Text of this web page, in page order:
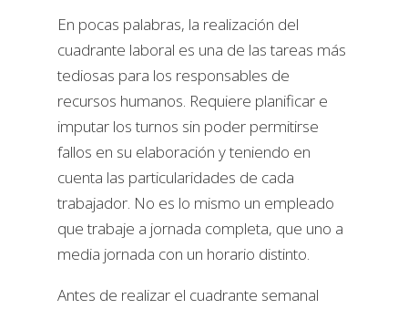
En pocas palabras, la realización del
cuadrante laboral es una de las tareas más
tediosas para los responsables de
recursos humanos. Requiere planificar e
imputar los turnos sin poder permitirse
fallos en su elaboración y teniendo en
cuenta las particularidades de cada
trabajador. No es lo mismo un empleado
que trabaje a jornada completa, que uno a
media jornada con un horario distinto.
Antes de realizar el cuadrante semanal